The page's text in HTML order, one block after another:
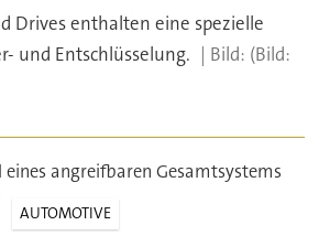
Drives enthalten eine spezielle
und Entschlüsselung.
(Bild:
eines angreifbaren Gesamtsystems
AUTOMOTIVE